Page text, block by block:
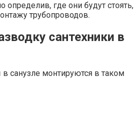
определив, где они будут стоять,
трубопроводов.
сантехники в
санузле монтируются в таком